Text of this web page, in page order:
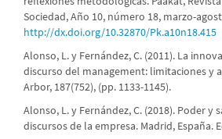
Sociedad, Año 10, número 18, marzo-
http://dx.doi.org/10.32870/Pk.a10n18.415
Alonso, L. y Fernández, C. (2011). La
discurso del management: limitaciones y
Arbor, 187(752), (pp. 1133-1145).
Alonso, L. y Fernández, C. (2018). Poder y
discursos de la empresa. Madrid, España.